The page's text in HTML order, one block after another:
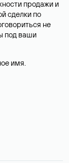
продажи и
сделки по
не
под ваши
имя.